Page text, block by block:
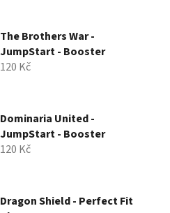
The Brothers War -
JumpStart - Booster
120 Kč
Dominaria United -
JumpStart - Booster
120 Kč
Dragon Shield - Perfect Fit